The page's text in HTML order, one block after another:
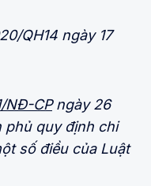
QH14 ngày 17
NĐ-CPngày 26
phủ quy định chi
số điều của Luật